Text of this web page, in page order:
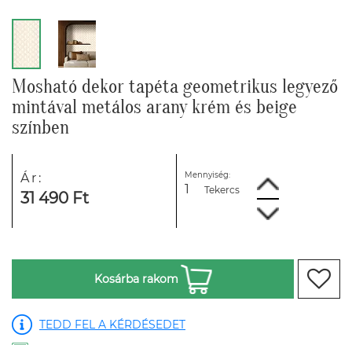
Mosható dekor tapéta geometrikus legyező
mintával metálos arany krém és beige
színben
Ár:
31 490 Ft
Mennyiség:
Tekercs
Kosárba rakom
TEDD FEL A KÉRDÉSEDET